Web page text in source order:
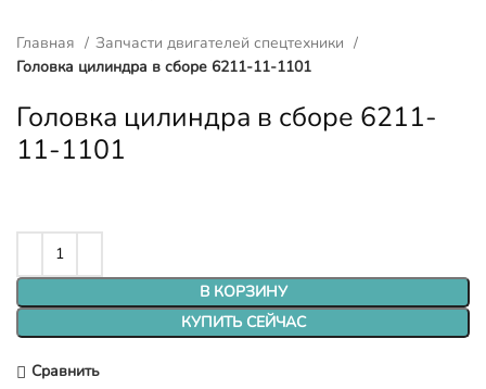
Главная
Запчасти двигателей спецтехники
Головка цилиндра в сборе 6211-11-1101
Головка цилиндра в сборе 6211-
11-1101
В КОРЗИНУ
КУПИТЬ СЕЙЧАС
Сравнить